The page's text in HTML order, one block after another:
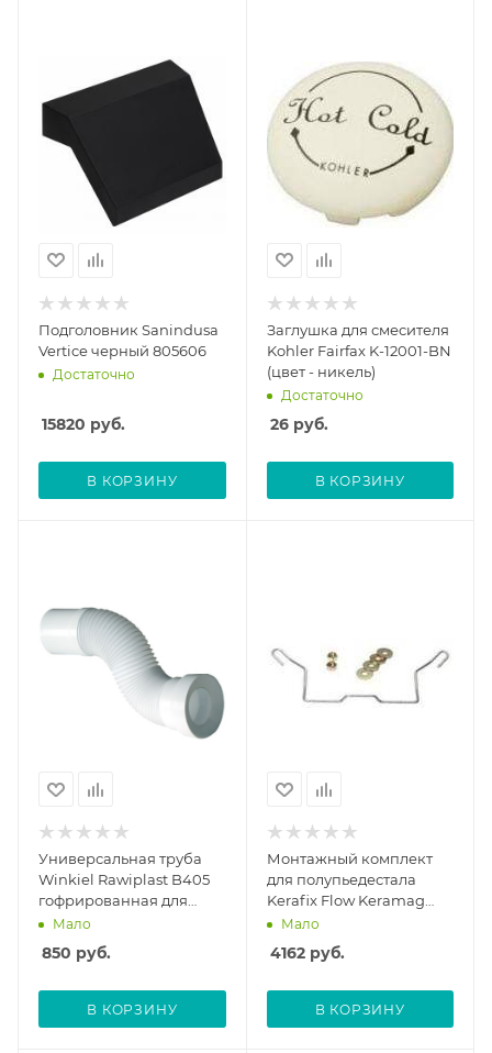
Подголовник Sanindusa
Vertice черный 805606
Достаточно
15820 руб.
В КОРЗИНУ
Заглушка для смесителя
Kohler Fairfax K-12001-BN
(цвет - никель)
Достаточно
26руб.
В КОРЗИНУ
Универсальная труба
Winkiel Rawiplast B405
гофрированная для
унитаза
Мало
850 руб.
В КОРЗИНУ
Монтажный комплект
для полупьедестала
Kerafix Flow Keramag
551082
Мало
4162руб.
В КОРЗИНУ